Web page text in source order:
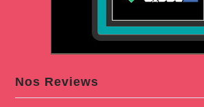
Nos Reviews